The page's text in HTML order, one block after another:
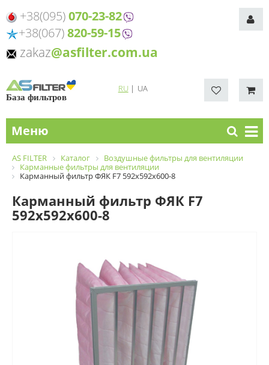
+38(095)070-23-82
+38(067)820-59-15
zakaz@asfilter.com.ua
База фильтров
RU| UA
Меню
AS FILTER Каталог
Воздушные фильтры для вентиляции
Карманные фильтры для вентиляции
Карманный фильтр ФЯК F7 592х592х600-8
Карманный фильтр ФЯК F7
592х592х600-8